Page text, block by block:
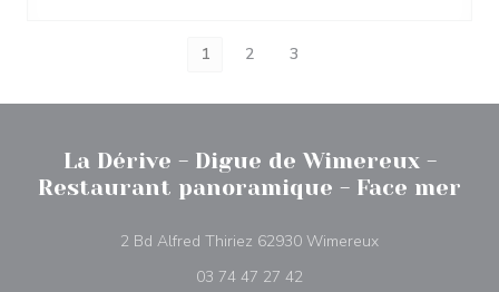
1 2 3
La Dérive - Digue de Wimereux -
Restaurant panoramique - Face mer
2 Bd Alfred Thiriez 62930 Wimereux((otevře se v
03 74 47 27 42